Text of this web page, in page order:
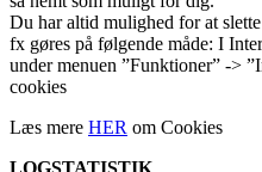
Du har altid mulighed for at
fx gøres på følgende måde: I
under menuen ”Funktioner” ->
cookies
Læs mere HER om Cookies
LOGSTATISTIK